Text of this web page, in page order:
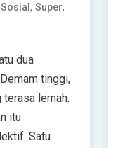
Sosial , Super,
dua
tinggi,
terasa lemah.
itu
Satu